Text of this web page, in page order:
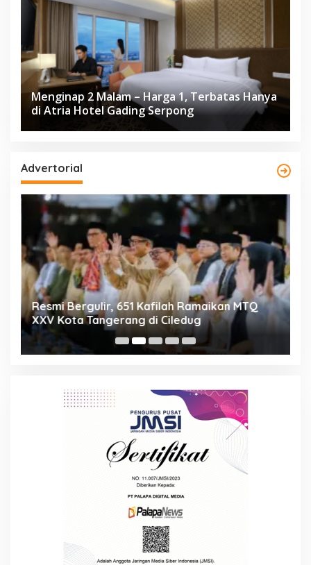
Menginap 2 Malam – Harga 1, Terbatas Hanya
di Atria Hotel Gading Serpong
Advertorial
Resmi Bergulir, 651 Kafilah Ramaikan MTQ
XXV Kota Tangerang di Ciledug